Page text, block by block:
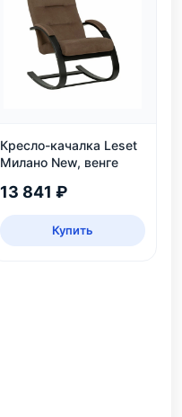
Кресло-качалка Leset
Милано New, венге
13 841 ₽
Купить